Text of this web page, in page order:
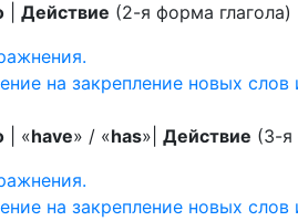
Действие (2-я форма глагола) |
на закрепление новых
| «have» / «has»| Действие (3-я
на закрепление новых